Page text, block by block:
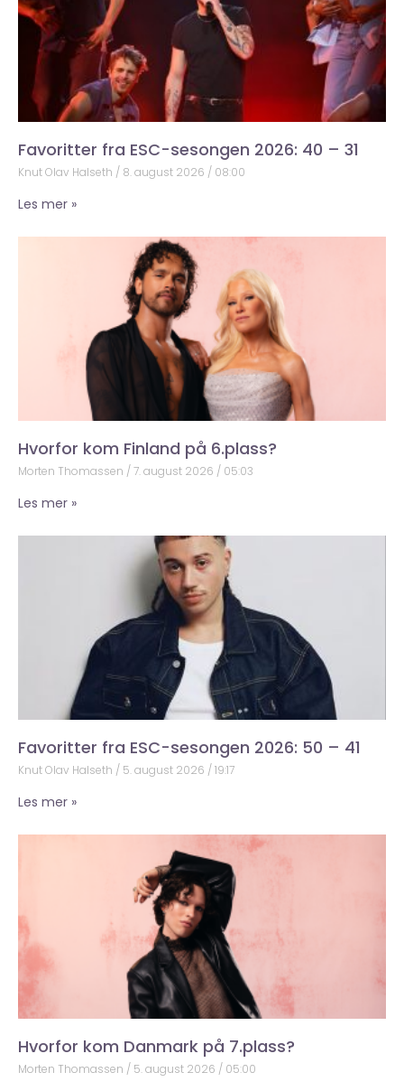
Favoritter fra ESC-sesongen 2026: 40 – 31
Knut Olav Halseth 8. august 2026 08:00
Les mer »
Hvorfor kom Finland på 6.plass?
Morten Thomassen 7. august 2026 05:03
Les mer »
Favoritter fra ESC-sesongen 2026: 50 – 41
Knut Olav Halseth 5. august 2026 19:17
Les mer »
Hvorfor kom Danmark på 7.plass?
Morten Thomassen 5. august 2026 05:00